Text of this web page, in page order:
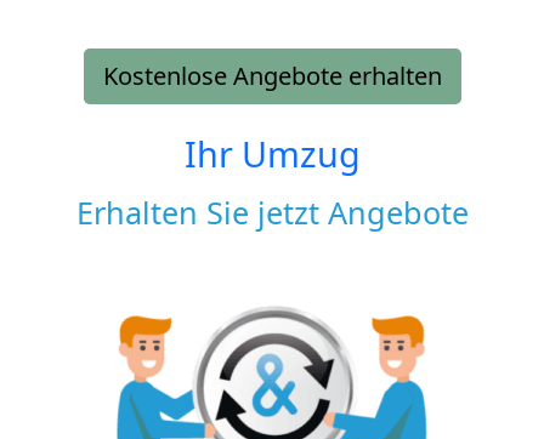
Kostenlose Angebote erhalten
Ihr Umzug
Erhalten Sie jetzt Angebote